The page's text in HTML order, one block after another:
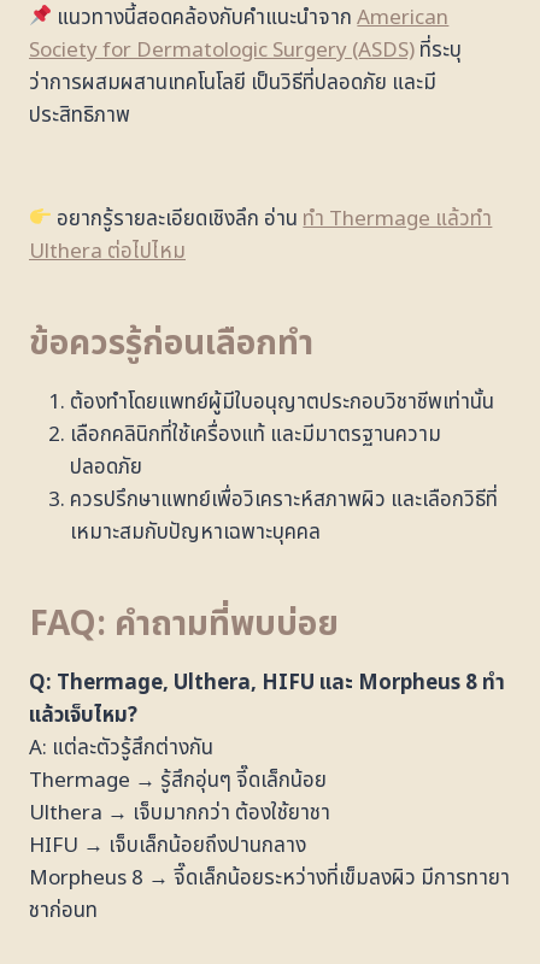
แนวทางนี้สอดคล้องกับคำแนะนำจากAmerican
Society for Dermatologic Surgery (ASDS)ที่ระบุ
ว่าการผสมผสานเทคโนโลยี เป็นวิธีที่ปลอดภัย และมี
ประสิทธิภาพ
อยากรู้รายละเอียดเชิงลึก อ่านทำ Thermage แล้วทำ
Ulthera ต่อไปไหม
ข้อควรรู้ก่อนเลือกทำ
ต้องทำโดยแพทย์ผู้มีใบอนุญาตประกอบวิชาชีพเท่านั้น
เลือกคลินิกที่ใช้เครื่องแท้ และมีมาตรฐานความ
ปลอดภัย
ควรปรึกษาแพทย์เพื่อวิเคราะห์สภาพผิว และเลือกวิธีที่
เหมาะสมกับปัญหาเฉพาะบุคคล
FAQ: คำถามที่พบบ่อย
Q: Thermage, Ulthera, HIFU และ Morpheus 8 ทำ
แล้วเจ็บไหม?
A: แต่ละตัวรู้สึกต่างกัน
Thermage → รู้สึกอุ่นๆ จี๊ดเล็กน้อย
Ulthera → เจ็บมากกว่า ต้องใช้ยาชา
HIFU → เจ็บเล็กน้อยถึงปานกลาง
Morpheus 8 → จี๊ดเล็กน้อยระหว่างที่เข็มลงผิว มีการทายา
ชาก่อนท